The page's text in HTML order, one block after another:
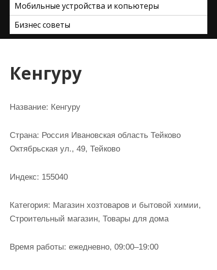
Мобильные устройства и копьютеры
Бизнес советы
Кенгуру
Название: Кенгуру
Страна: Россия Ивановская область Тейково
Октябрьская ул., 49, Тейково
Индекс: 155040
Категория: Магазин хозтоваров и бытовой химии,
Строительный магазин, Товары для дома
Время работы: ежедневно, 09:00–19:00